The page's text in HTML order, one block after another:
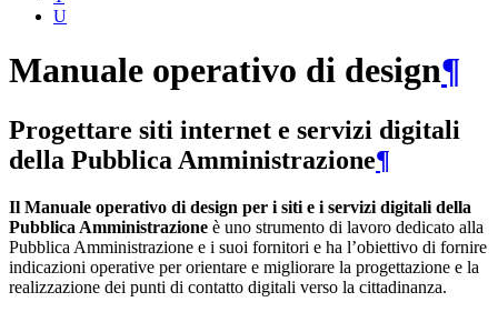
U
Manuale operativo di design¶
Progettare siti internet e servizi digitali
della Pubblica Amministrazione¶
Il Manuale operativo di design per i siti e i servizi digitali della
Pubblica Amministrazione è uno strumento di lavoro dedicato alla
Pubblica Amministrazione e i suoi fornitori e ha l’obiettivo di fornire
indicazioni operative per orientare e migliorare la progettazione e la
realizzazione dei punti di contatto digitali verso la cittadinanza.